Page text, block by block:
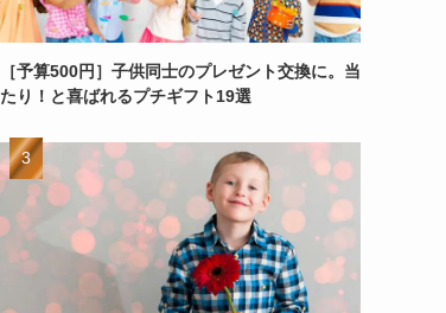
［予算500円］子供同士のプレゼント交換に。当
たり！と喜ばれるプチギフト19選